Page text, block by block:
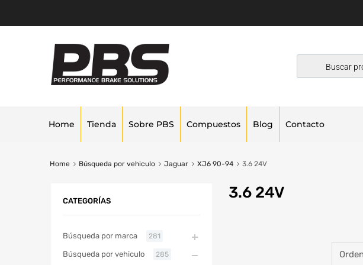
Home Tienda Sobre PBS Compuestos Blog Contacto
Home Búsqueda por vehiculo Jaguar XJ6 90-94 3.6 24V
3.6 24V
CATEGORÍAS
Búsqueda por marca 281
Búsqueda por vehiculo 285